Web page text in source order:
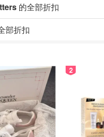
的全部折扣
部折扣
2